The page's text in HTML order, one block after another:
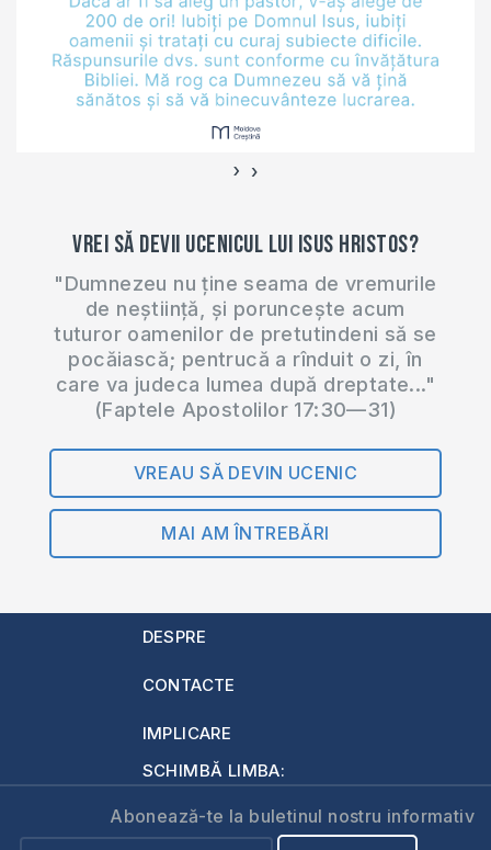
misionarilor Ion și
Marika Ilescu din
satul Mihălașa,
raionul Telenești.
‹ ›
Vrei să devii ucenicul lui Isus Hristos?
"Dumnezeu nu ține seama de vremurile
de neștiință, și poruncește acum
tuturor oamenilor de pretutindeni să se
pocăiască; pentrucă a rînduit o zi, în
care va judeca lumea după dreptate..."
(Faptele Apostolilor 17:30—31)
VREAU SĂ DEVIN UCENIC
MAI AM ÎNTREBĂRI
DESPRE
CONTACTE
IMPLICARE
SCHIMBĂ LIMBA:
Abonează-te la buletinul nostru informativ